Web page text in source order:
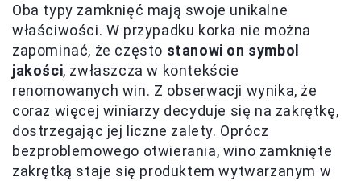
Oba typy zamknięć mają swoje unikalne
właściwości. W przypadku korka nie można
zapominać, że często stanowi on symbol
jakości, zwłaszcza w kontekście
renomowanych win. Z obserwacji wynika, że
coraz więcej winiarzy decyduje się na zakrętkę,
dostrzegając jej liczne zalety. Oprócz
bezproblemowego otwierania, wino zamknięte
zakrętką staje się produktem wytwarzanym w